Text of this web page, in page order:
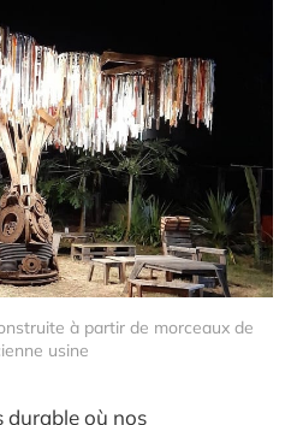
à partir de morceaux de
usine
durable où nos